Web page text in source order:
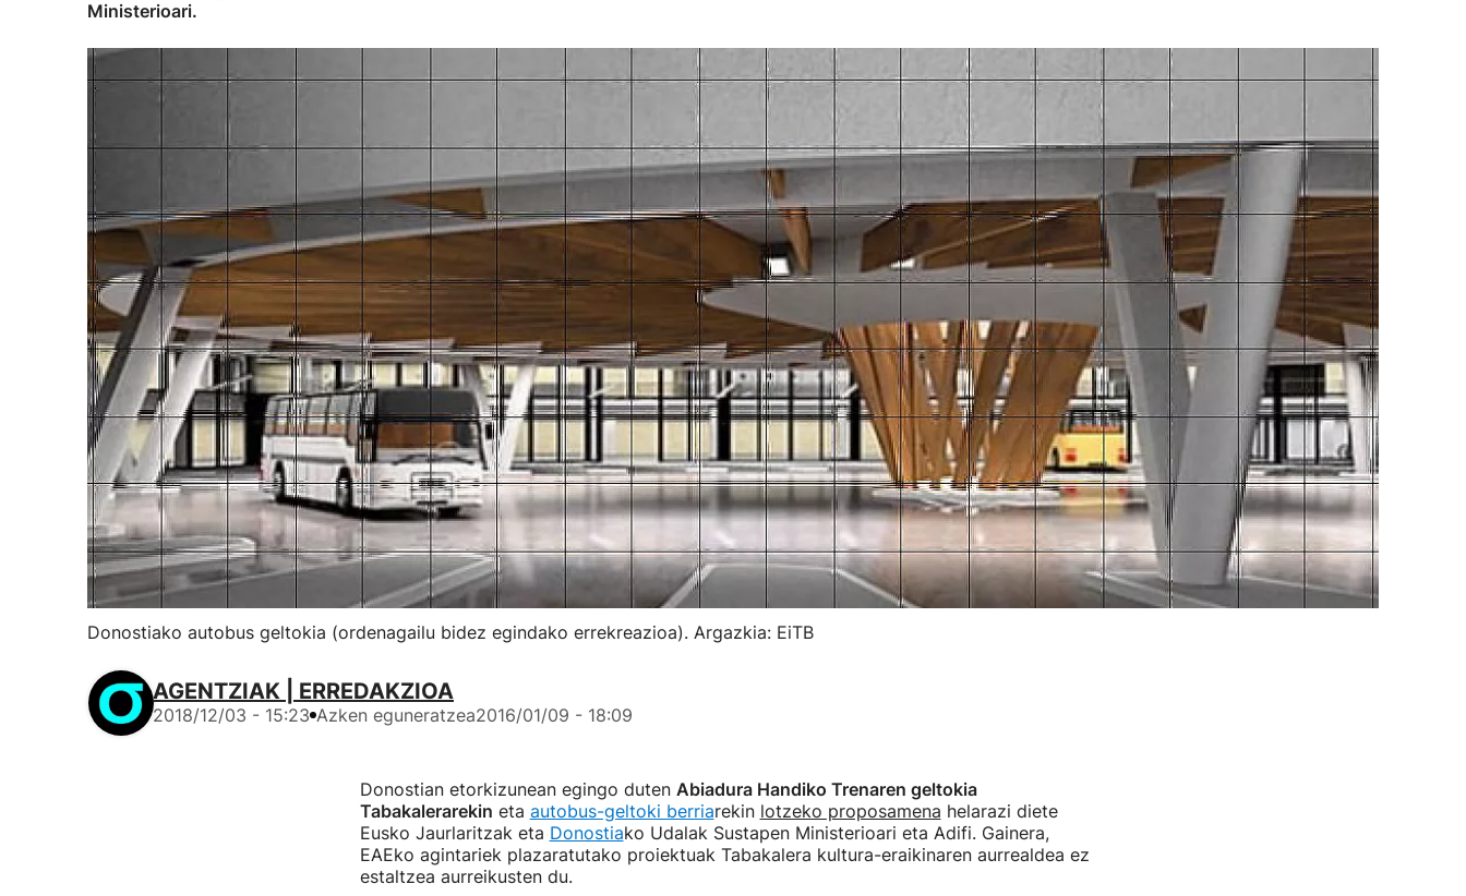
Ministerioari.
Donostiako autobus geltokia (ordenagailu bidez egindako errekreazioa). Argazkia: EiTB
AGENTZIAK | ERREDAKZIOA
2018/12/03 - 15:23 Azken eguneratzea2016/01/09 - 18:09
Donostian etorkizunean egingo duten Abiadura Handiko Trenaren geltokia
Tabakalerarekin eta autobus-geltoki berriarekin lotzeko proposamena helarazi diete
Eusko Jaurlaritzak eta Donostiako Udalak Sustapen Ministerioari eta Adifi. Gainera,
EAEko agintariek plazaratutako proiektuak Tabakalera kultura-eraikinaren aurrealdea ez
estaltzea aurreikusten du.